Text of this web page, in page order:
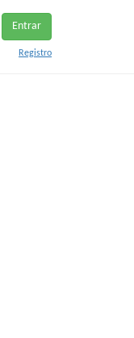
Entrar
Registro